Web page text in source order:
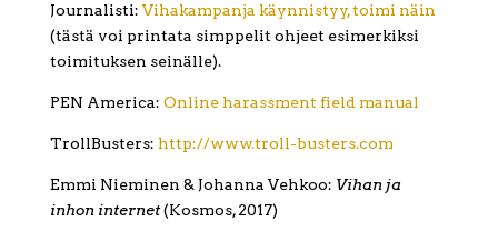
Journalisti: Vihakampanja käynnistyy, toimi näin
(tästä voi printata simppelit ohjeet esimerkiksi
toimituksen seinälle).
PEN America: Online harassment field manual
TrollBusters: http://www.troll-busters.com
Emmi Nieminen & Johanna Vehkoo: Vihan ja
inhon internet(Kosmos, 2017)